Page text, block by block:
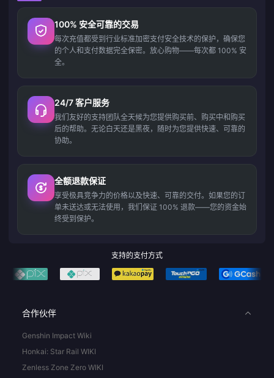
100% 安全可靠的交易
每次充值都受到行业标准加密支付安全技术的保护，确保您
的个人和支付数据完全保密。放心购物——每次都 100% 安
全。
24/7 客户服务
我们友好的支持团队全天候为您提供购买前、购买中和购买
后的帮助。无论白天还是黑夜，随时为您提供快速、可靠的
协助。
全额退款保证
享受极具竞争力的价格以及快速、可靠的交付。如果您的订
单未送达或无法使用，我们保证 100% 退款——您的资金始
终受到保护。
支持的支付方式
合作伙伴
Genshin Impact Wiki
Honkai: Star Rail WIKI
Zenless Zone Zero WIKI